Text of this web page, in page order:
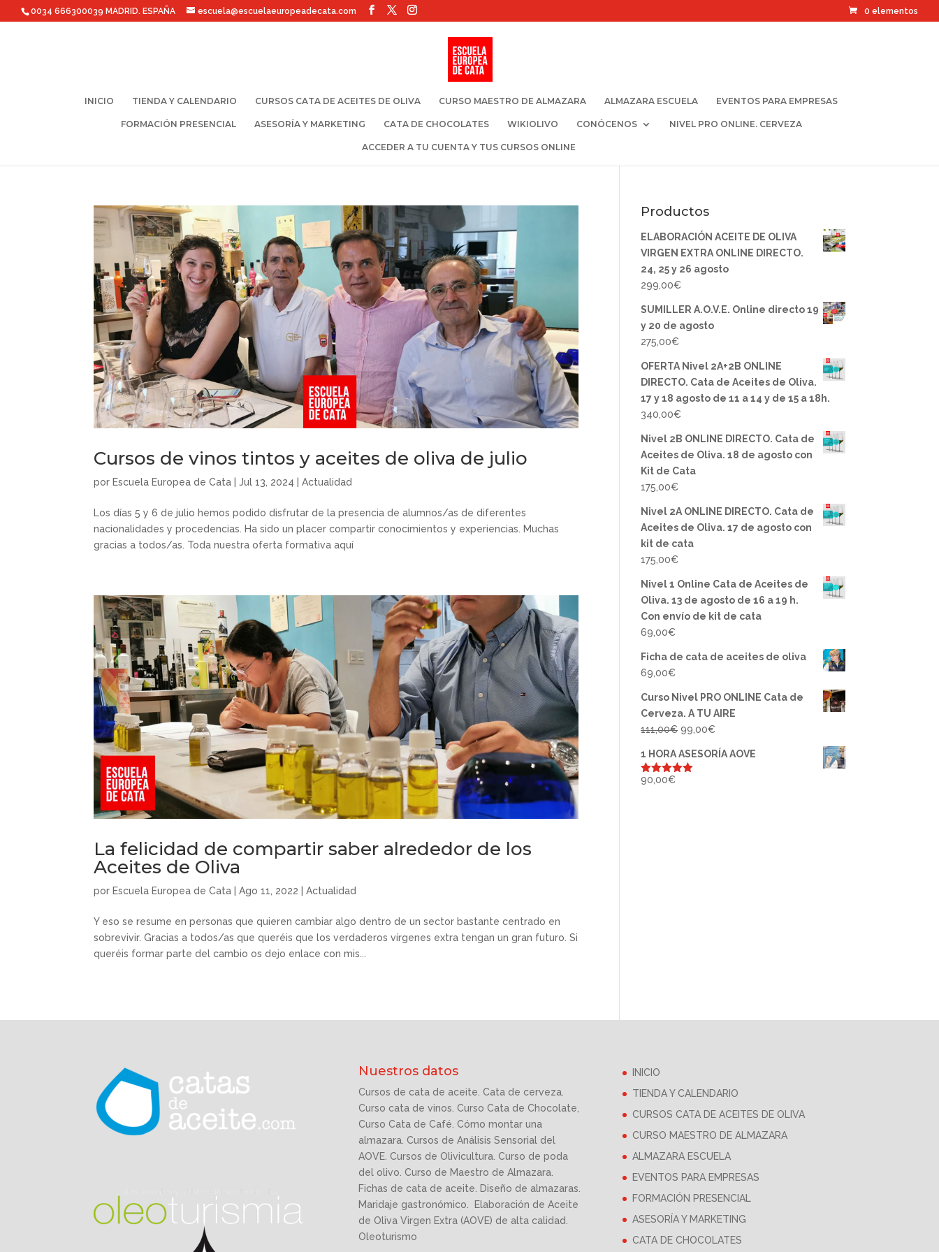
0034 666300039 MADRID. ESPAÑA escuela@escuelaeuropeadecata.com 0 elementos
INICIO TIENDA Y CALENDARIO CURSOS CATA DE ACEITES DE OLIVA CURSO MAESTRO DE ALMAZARA ALMAZARA ESCUELA EVENTOS PARA EMPRESAS
FORMACIÓN PRESENCIAL ASESORÍA Y MARKETING CATA DE CHOCOLATES WIKIOLIVO CONÓCENOS NIVEL PRO ONLINE. CERVEZA
ACCEDER A TU CUENTA Y TUS CURSOS ONLINE
Cursos de vinos tintos y aceites de oliva de julio
por Escuela Europea de Cata |Jul 13, 2024 |Actualidad
Los días 5 y 6 de julio hemos podido disfrutar de la presencia de alumnos/as de diferentes
nacionalidades y procedencias. Ha sido un placer compartir conocimientos y experiencias. Muchas
gracias a todos/as. Toda nuestra oferta formativa aquí
La felicidad de compartir saber alrededor de los
Aceites de Oliva
por Escuela Europea de Cata |Ago 11, 2022 |Actualidad
Y eso se resume en personas que quieren cambiar algo dentro de un sector bastante centrado en
sobrevivir. Gracias a todos/as que queréis que los verdaderos vírgenes extra tengan un gran futuro. Si
queréis formar parte del cambio os dejo enlace con mis...
Productos
ELABORACIÓN ACEITE DE OLIVA
VIRGEN EXTRA ONLINE DIRECTO.
24, 25 y 26 agosto
299,00€
SUMILLER A.O.V.E. Online directo 19
y 20 de agosto
275,00€
OFERTA Nivel 2A+2B ONLINE
DIRECTO. Cata de Aceites de Oliva.
17 y 18 agosto de 11 a 14 y de 15 a 18h.
340,00€
Nivel 2B ONLINE DIRECTO. Cata de
Aceites de Oliva. 18 de agosto con
Kit de Cata
175,00€
Nivel 2A ONLINE DIRECTO. Cata de
Aceites de Oliva. 17 de agosto con
kit de cata
175,00€
Nivel 1 Online Cata de Aceites de
Oliva. 13 de agosto de 16 a 19 h.
Con envío de kit de cata
69,00€
Ficha de cata de aceites de oliva
69,00€
Curso Nivel PRO ONLINE Cata de
Cerveza. A TU AIRE
111,00€ El
original
99,00€
actual
1 HORA ASESORÍA AOVE
Valorado
90,00€
Nuestros datos
Cursos de cata de aceite. Cata de cerveza.
Curso cata de vinos. Curso Cata de Chocolate,
Curso Cata de Café. Cómo montar una
almazara. Cursos de Análisis Sensorial del
AOVE. Cursos de Olivicultura. Curso de poda
del olivo. Curso de Maestro de Almazara.
Fichas de cata de aceite. Diseño de almazaras.
Maridaje gastronómico. Elaboración de Aceite
de Oliva Virgen Extra (AOVE) de alta calidad.
Oleoturismo
INICIO
TIENDA Y CALENDARIO
CURSOS CATA DE ACEITES DE OLIVA
CURSO MAESTRO DE ALMAZARA
ALMAZARA ESCUELA
EVENTOS PARA EMPRESAS
FORMACIÓN PRESENCIAL
ASESORÍA Y MARKETING
CATA DE CHOCOLATES